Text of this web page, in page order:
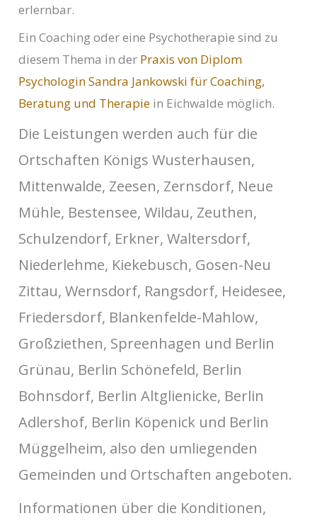
erlernbar.
Ein Coaching oder eine Psychotherapie sind zu
diesem Thema in der Praxis von Diplom
Psychologin Sandra Jankowski für Coaching,
Beratung und Therapie in Eichwalde möglich.
Die Leistungen werden auch für die
Ortschaften Königs Wusterhausen,
Mittenwalde, Zeesen, Zernsdorf, Neue
Mühle, Bestensee, Wildau, Zeuthen,
Schulzendorf, Erkner, Waltersdorf,
Niederlehme, Kiekebusch, Gosen-Neu
Zittau, Wernsdorf, Rangsdorf, Heidesee,
Friedersdorf, Blankenfelde-Mahlow,
Großziethen, Spreenhagen und Berlin
Grünau, Berlin Schönefeld, Berlin
Bohnsdorf, Berlin Altglienicke, Berlin
Adlershof, Berlin Köpenick und Berlin
Müggelheim, also den umliegenden
Gemeinden und Ortschaften angeboten.
Informationen über die Konditionen,